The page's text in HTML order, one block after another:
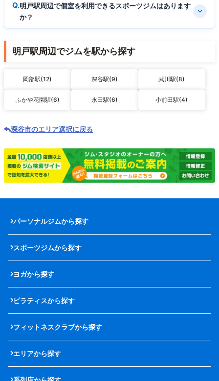
明戸駅周辺で個室を利用できるスポーツジムはあります
か？
明戸駅周辺でジムを駅から探す
岡部駅(12) 深谷駅(9) 武川駅(8)
ふかや花園駅(6) 永田駅(6) 小前田駅(4)
深谷市のエリア選択に戻る
パーソナルジムから探す
スポーツジムから探す
ヨガから探す
ピラティスから探す
フィットネスクラブから探す
エリアから探す